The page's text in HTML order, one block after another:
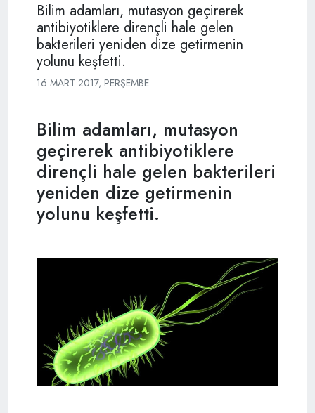
Bilim adamları, mutasyon geçirerek
antibiyotiklere dirençli hale gelen
bakterileri yeniden dize getirmenin
yolunu keşfetti.
16 MART 2017, PERŞEMBE
Bilim adamları, mutasyon
geçirerek antibiyotiklere
dirençli hale gelen bakterileri
yeniden dize getirmenin
yolunu keşfetti.